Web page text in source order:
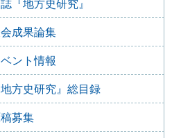
『地方史研究』
成果論集
ント情報
地方史研究』総目録
募集